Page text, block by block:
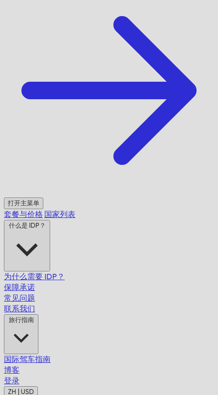
打开主菜单
套餐与价格 国家列表
什么是 IDP？
为什么需要 IDP？
保障承诺
常见问题
联系我们
旅行指南
国际驾车指南
博客
登录
ZH | USD